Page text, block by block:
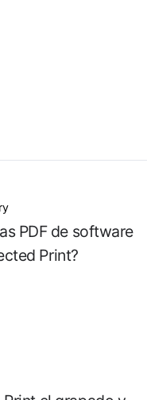
PDF de software
Print?